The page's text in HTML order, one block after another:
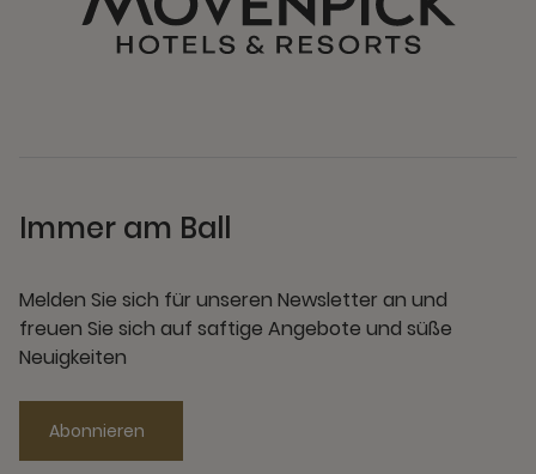
Immer am Ball
Melden Sie sich für unseren Newsletter an und
freuen Sie sich auf saftige Angebote und süße
Neuigkeiten
Abonnieren